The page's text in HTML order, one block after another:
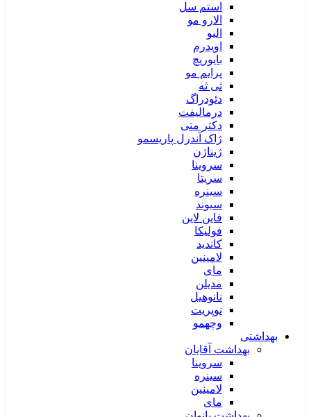
استم سل
الارو مو
الیو
اویدرم
بایوریچ
پرایم مو
ثی ثه
دئودراگ
درمالیفت
دکتر متی
ژاک آندرل پاریسمو
ژیناژن
سروینا
سریتا
سینره
سیوند
فاین لاین
فولیکا
کاندید
لامینین
مای
مدیلن
نانوهیل
نوپریت
وچهمو
بهداشتی
بهداشت آقایان
سروینا
سینره
لامینین
مای